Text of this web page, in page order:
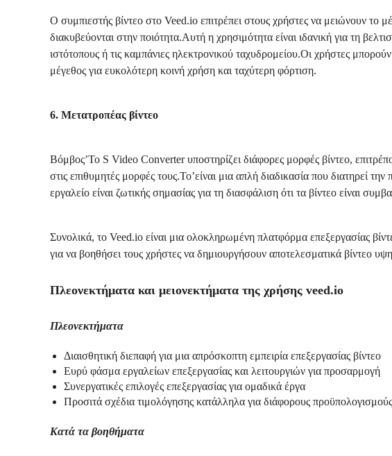
Ο συμπιεστής βίντεο στο Veed.io επιτρέπει στους χρήστες να μειώνουν το
διακυβεύονται στην ποιότητα.Αυτή η χρησιμότητα είναι ιδανική για τη
ιστότοπους ή τις καμπάνιες ηλεκτρονικού ταχυδρομείου.Οι χρήστες
μέγεθος για ευκολότερη κοινή χρήση και ταχύτερη φόρτιση.
6. Μετατροπέας βίντεο
Βόμβος’Το S Video Converter υποστηρίζει διάφορες μορφές βίντεο,
στις επιθυμητές μορφές τους.Το’είναι μια απλή διαδικασία που διατηρεί
εργαλείο είναι ζωτικής σημασίας για τη διασφάλιση ότι τα βίντεο είναι
Συνολικά, το Veed.io είναι μια ολοκληρωμένη πλατφόρμα επεξεργασίας
για να βοηθήσει τους χρήστες να δημιουργήσουν αποτελεσματικά βίντεο
Πλεονεκτήματα και μειονεκτήματα της χρήσης veed.io
Πλεονεκτήματα
Διαισθητική διεπαφή για μια απρόσκοπτη εμπειρία επεξεργασίας βίντεο
Ευρύ φάσμα εργαλείων επεξεργασίας και λειτουργιών για προσαρμογή
Συνεργατικές επιλογές επεξεργασίας για ομαδικά έργα
Προσιτά σχέδια τιμολόγησης κατάλληλα για διάφορους προϋπολογισμούς
Κατά τα βοηθήματα